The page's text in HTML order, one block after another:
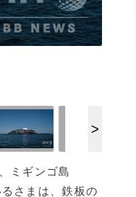
ミギンゴ島
さまは、鉄板の